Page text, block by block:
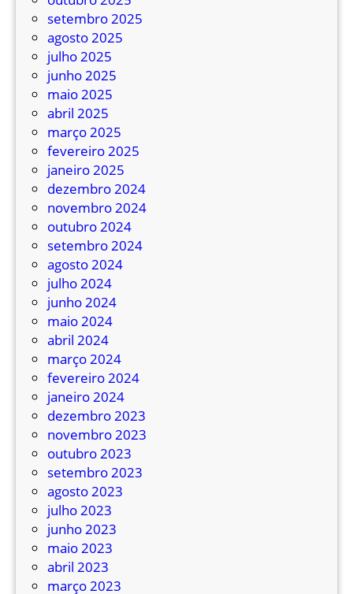
setembro 2025
agosto 2025
julho 2025
junho 2025
maio 2025
abril 2025
março 2025
fevereiro 2025
janeiro 2025
dezembro 2024
novembro 2024
outubro 2024
setembro 2024
agosto 2024
julho 2024
junho 2024
maio 2024
abril 2024
março 2024
fevereiro 2024
janeiro 2024
dezembro 2023
novembro 2023
outubro 2023
setembro 2023
agosto 2023
julho 2023
junho 2023
maio 2023
abril 2023
março 2023